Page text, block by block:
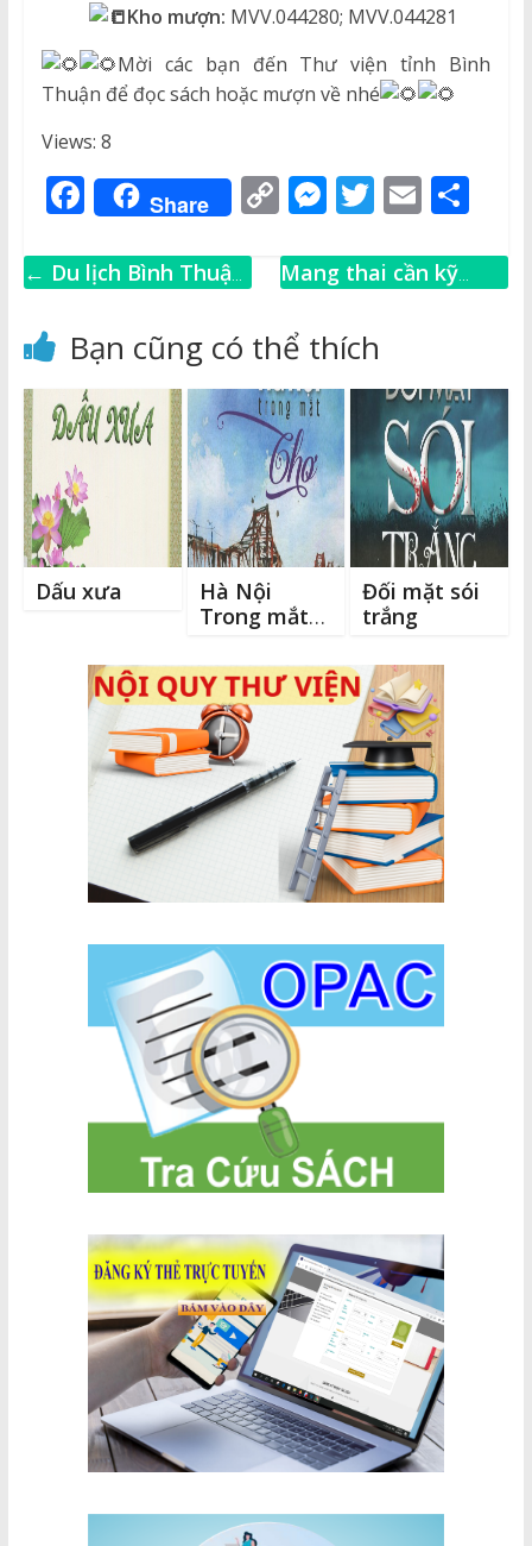
Kho mượn: MVV.044280; MVV.044281
Mời các bạn đến Thư viện tỉnh Bình
Thuận để đọc sách hoặc mượn về nhé
Views: 8
F
a
c
b
o
o
k
Share C
p
Li
n
k
M
ss
n
g
e
r
T
it
r
E
ai
S
ar
← Du lịch Bình Thuận
vừa tỉnh giấc”
Mang thai cần kỹ
→
Bạn cũng có thể thích
Dấu xưa
Hà Nội
Trong mắt
Đối mặt sói
trắng